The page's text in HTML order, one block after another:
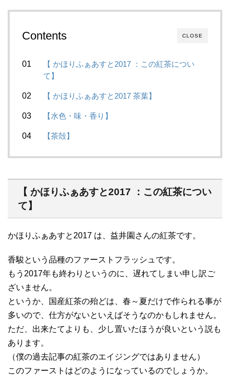
CLOSE
Contents
【 かほりふぁあすと2017 ：この紅茶につい
て】
【 かほりふぁあすと2017 茶葉】
【水色・味・香り】
【茶殻】
【 かほりふぁあすと2017 ：この紅茶につい
て】
かほりふぁあすと2017 は、益井園さんの紅茶です。
香駿という品種のファーストフラッシュです。
もう2017年も終わりというのに、遅れてしまい申し訳ご
ざいません。
というか、国産紅茶の殆どは、春～夏だけで作られる事が
多いので、仕方がないといえばそうなのかもしれません。
ただ、出来たてよりも、少し置いたほうが良いという説も
あります。
（僕の過去記事の紅茶のエイジングではありません）
このファーストはどのようになっているのでしょうか。